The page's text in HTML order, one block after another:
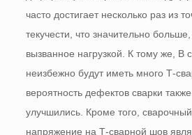
часто достигает несколько раз из
текучести, что значительно
вызванное нагрузкой. К тому же, В
неизбежно будут иметь много Т-
вероятность дефектов сварки
улучшились. Кроме того,
напряжение на Т-сварной шов